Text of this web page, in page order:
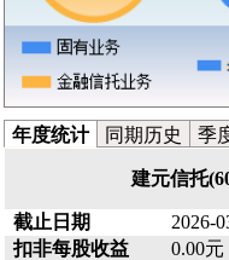
年度统计 同期历史 季
建元信托
截止日期 2026-
扣非每股收益
0.00元